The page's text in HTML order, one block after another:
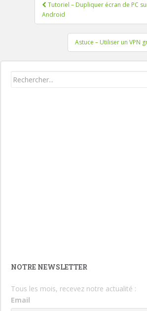
Pagination
Tutoriel – Dupliquer écran de PC
Android
Astuce – Utiliser un VPN
NOTRE NEWSLETTER
Tous les mois, recevez notre actualité :
Email